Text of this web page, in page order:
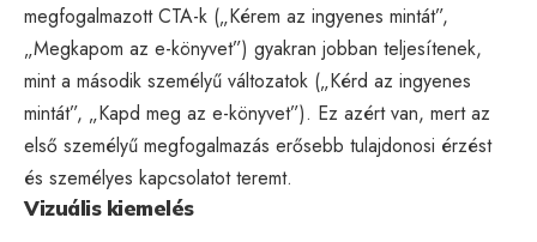
megfogalmazott CTA-k („Kérem az ingyenes mintát”,
„Megkapom az e-könyvet”) gyakran jobban teljesítenek,
mint a második személyű változatok („Kérd az ingyenes
mintát”, „Kapd meg az e-könyvet”). Ez azért van, mert az
első személyű megfogalmazás erősebb tulajdonosi érzést
és személyes kapcsolatot teremt.
Vizuális kiemelés